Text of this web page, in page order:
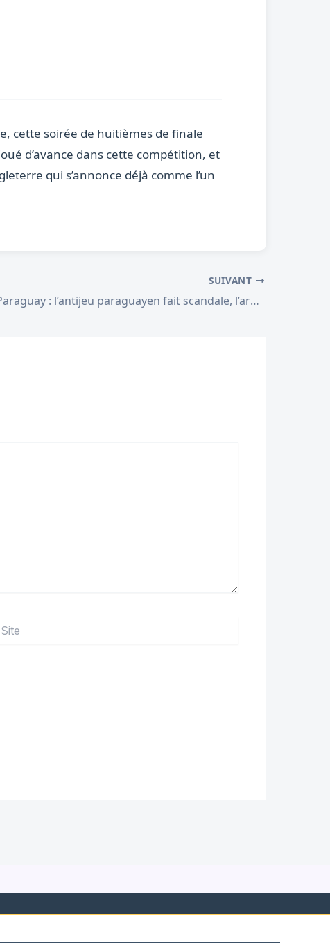
cette soirée de huitièmes de finale
d’avance dans cette compétition, et
qui s’annonce déjà comme l’un
SUIVANT
France-Paraguay : l’antijeu paraguayen fait scandale, l’arbitre renvoyé par la FIFA